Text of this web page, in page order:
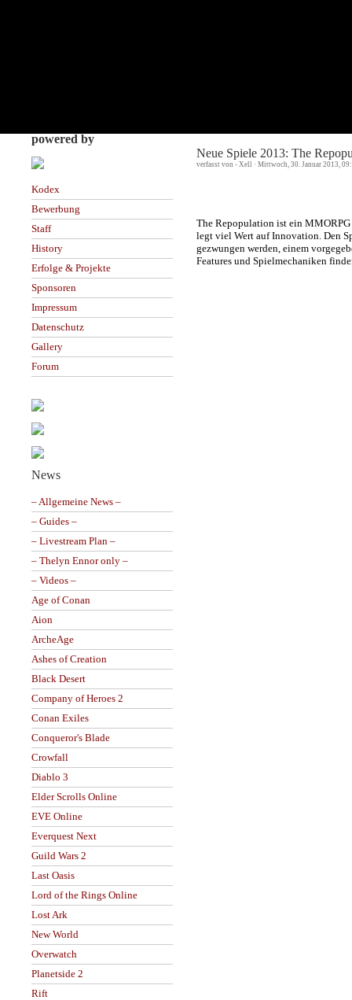
powered by
Kodex
Bewerbung
Staff
History
Erfolge & Projekte
Sponsoren
Impressum
Datenschutz
Gallery
Forum
News
– Allgemeine News –
– Guides –
– Livestream Plan –
– Thelyn Ennor only –
– Videos –
Age of Conan
Aion
ArcheAge
Ashes of Creation
Black Desert
Company of Heroes 2
Conan Exiles
Conqueror's Blade
Crowfall
Diablo 3
Elder Scrolls Online
EVE Online
Everquest Next
Guild Wars 2
Last Oasis
Lord of the Rings Online
Lost Ark
New World
Overwatch
Planetside 2
Rift
Neue Spiele 2013: The
verfasst von - Xell · Mittwoch, 30. Januar 2013,
The Repopulation ist ein
legt viel Wert auf Innovation. Den
gezwungen werden, einem
Features und Spielmechaniken